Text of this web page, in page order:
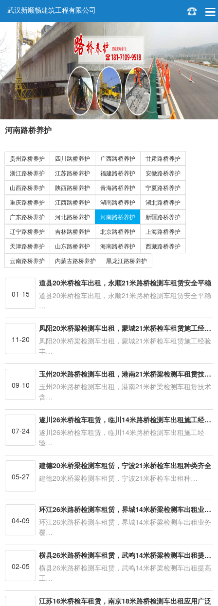
武汉新顺畅建筑工程有限公司
河南路桥养护
贵州路桥养护 四川路桥养护 广西路桥养护
甘肃路桥养护
浙江路桥养护
江苏路桥养护 福建路桥养护
安徽路桥养护
山西路桥养护
陕西路桥养护 青海路桥养护
宁夏路桥养护
重庆路桥养护
江西路桥养护 湖南路桥养护
湖北路桥养护
广东路桥养护
河北路桥养护 河南路桥养护
新疆路桥养护
辽宁路桥养护
吉林路桥养护 北京路桥养护
上海路桥养护
天津路桥养护
山东路桥养护 海南路桥养护
西藏路桥养护
云南路桥养护
内蒙古路桥养护 黑龙江路桥养护
01-15
道县20米桥检车出租，永顺21米路桥检测车租赁安全平稳
道县20米桥检车出租，永顺21米路桥检测车租赁安全平稳
…
11-20
凤阳20米桥梁检测车出租，蒙城21米桥检车租赁施工经验丰富
凤阳20米桥梁检测车出租，蒙城21米桥检车租赁施工经验
丰…
09-10
玉州20米路桥检测车出租，港南21米桥梁检测车租赁技术含量高
玉州20米路桥检测车出租，港南21米桥梁检测车租赁技术
含…
07-24
遂川26米桥检车租赁，临川14米路桥检测车出租施工经验丰富
遂川26米桥检车租赁，临川14米路桥检测车出租施工经
验…
05-27
建德20米桥梁检测车租赁，宁波21米桥检车出租种类齐全
建德20米桥梁检测车租赁，宁波21米桥检车出租种…
04-09
环江26米路桥检测车租赁，界城14米桥梁检测车出租业务覆盖广泛
环江26米路桥检测车租赁，界城14米桥梁检测车出租业务
覆…
02-05
横县26米路桥检测车租赁，武鸣14米桥梁检测车出租提高工作效率
横县26米路桥检测车租赁，武鸣14米桥梁检测车出租提高
工…
江苏16米桥检车租赁，南京18米路桥检测车出租应用广泛